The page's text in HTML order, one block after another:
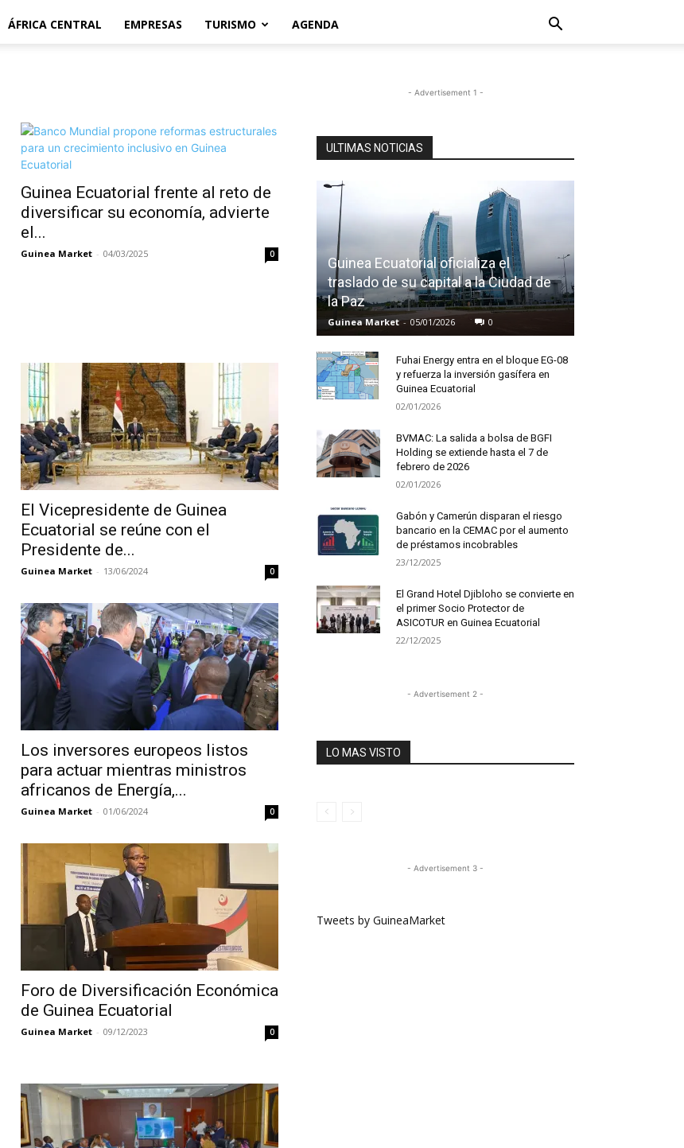
ÁFRICA CENTRAL EMPRESAS TURISMO AGENDA
Guinea Ecuatorial frente al reto de
diversificar su economía, advierte
el...
Guinea Market - 04/03/2025 0
El Vicepresidente de Guinea
Ecuatorial se reúne con el
Presidente de...
Guinea Market - 13/06/2024 0
Los inversores europeos listos
para actuar mientras ministros
africanos de Energía,...
Guinea Market - 01/06/2024 0
Foro de Diversificación Económica
de Guinea Ecuatorial
Guinea Market - 09/12/2023 0
- Advertisement 1 -
ULTIMAS NOTICIAS
Guinea Ecuatorial oficializa el
traslado de su capital a la Ciudad de
la Paz
Guinea Market - 05/01/2026 0
Fuhai Energy entra en el bloque EG-08
y refuerza la inversión gasífera en
Guinea Ecuatorial
02/01/2026
BVMAC: La salida a bolsa de BGFI
Holding se extiende hasta el 7 de
febrero de 2026
02/01/2026
Gabón y Camerún disparan el riesgo
bancario en la CEMAC por el aumento
de préstamos incobrables
23/12/2025
El Grand Hotel Djibloho se convierte en
el primer Socio Protector de
ASICOTUR en Guinea Ecuatorial
22/12/2025
- Advertisement 2 -
LO MAS VISTO
- Advertisement 3 -
Tweets by GuineaMarket